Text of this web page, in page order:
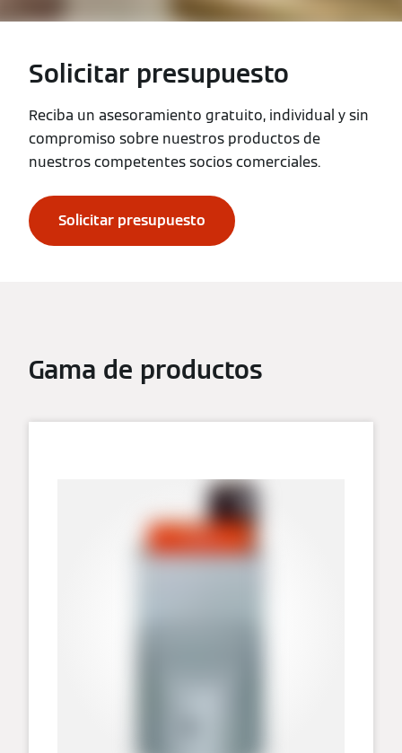
Solicitar presupuesto
Reciba un asesoramiento gratuito, individual y sin
compromiso sobre nuestros productos de
nuestros competentes socios comerciales.
Solicitar presupuesto
Gama de productos